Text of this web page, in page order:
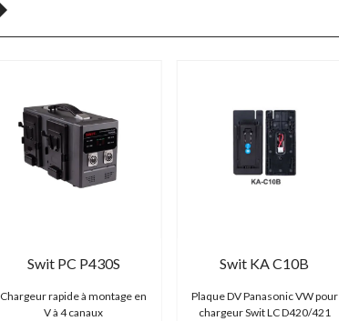
Swit PC P430S
Chargeur rapide à montage en
V à 4 canaux
Swit KA C10B
Plaque DV Panasonic VW pour
chargeur Swit LC D420/421